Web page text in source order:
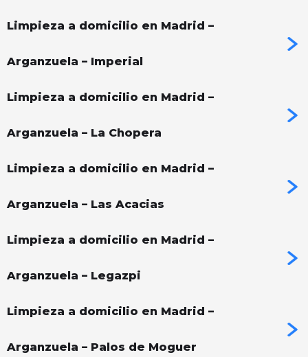
Limpieza a domicilio en Madrid –
Arganzuela – Imperial
Limpieza a domicilio en Madrid –
Arganzuela – La Chopera
Limpieza a domicilio en Madrid –
Arganzuela – Las Acacias
Limpieza a domicilio en Madrid –
Arganzuela – Legazpi
Limpieza a domicilio en Madrid –
Arganzuela – Palos de Moguer